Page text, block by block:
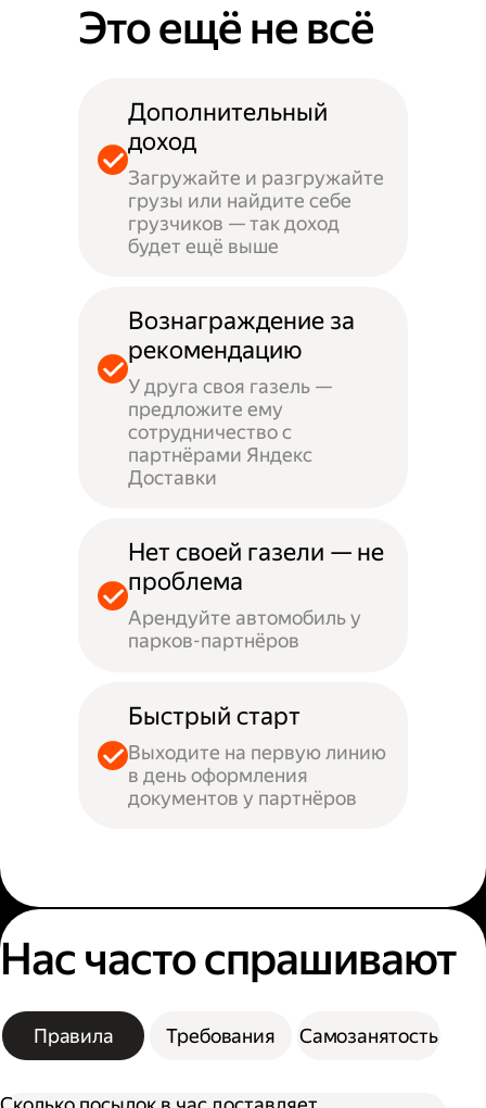
Это ещё не всё
Дополнительный
доход
Загружайте и разгружайте
грузы или найдите себе
грузчиков — так доход
будет ещё выше
Вознаграждение за
рекомендацию
У друга своя газель —
предложите ему
сотрудничество с
партнёрами Яндекс
Доставки
Нет своей газели — не
проблема
Арендуйте автомобиль у
парков-партнёров
Быстрый старт
Выходите на первую линию
в день оформления
документов у партнёров
Нас часто спрашивают
Правила Требования Самозанятость